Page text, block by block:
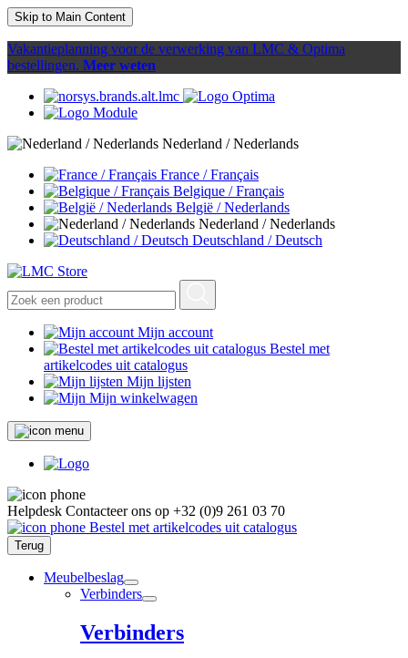
Skip to Main Content
Vakantieplanning voor de verwerking van LMC & Optima
bestellingen. Meer weten
Nederland / Nederlands
France / Français
Belgique / Français
België / Nederlands
Nederland / Nederlands
Deutschland / Deutsch
Mijn account
Bestel met
artikelcodes uit catalogus
Mijn lijsten
Mijn winkelwagen
Helpdesk Contacteer ons op +32 (0)9 261 03 70
Bestel met artikelcodes uit catalogus
Terug
Meubelbeslag
Verbinders
Verbinders